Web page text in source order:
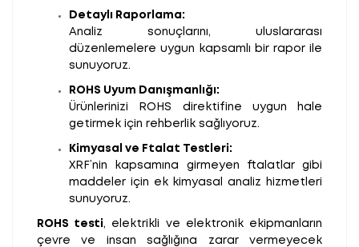
Detaylı Raporlama:
Analiz sonuçlarını, uluslararası
düzenlemelere uygun kapsamlı bir rapor ile
sunuyoruz.
ROHS Uyum Danışmanlığı:
Ürünlerinizi ROHS direktifine uygun hale
getirmek için rehberlik sağlıyoruz.
Kimyasal ve Ftalat Testleri:
XRF’nin kapsamına girmeyen ftalatlar gibi
maddeler için ek kimyasal analiz hizmetleri
sunuyoruz.
ROHS testi , elektrikli ve elektronik ekipmanların
çevre ve insan sağlığına zarar vermeyecek